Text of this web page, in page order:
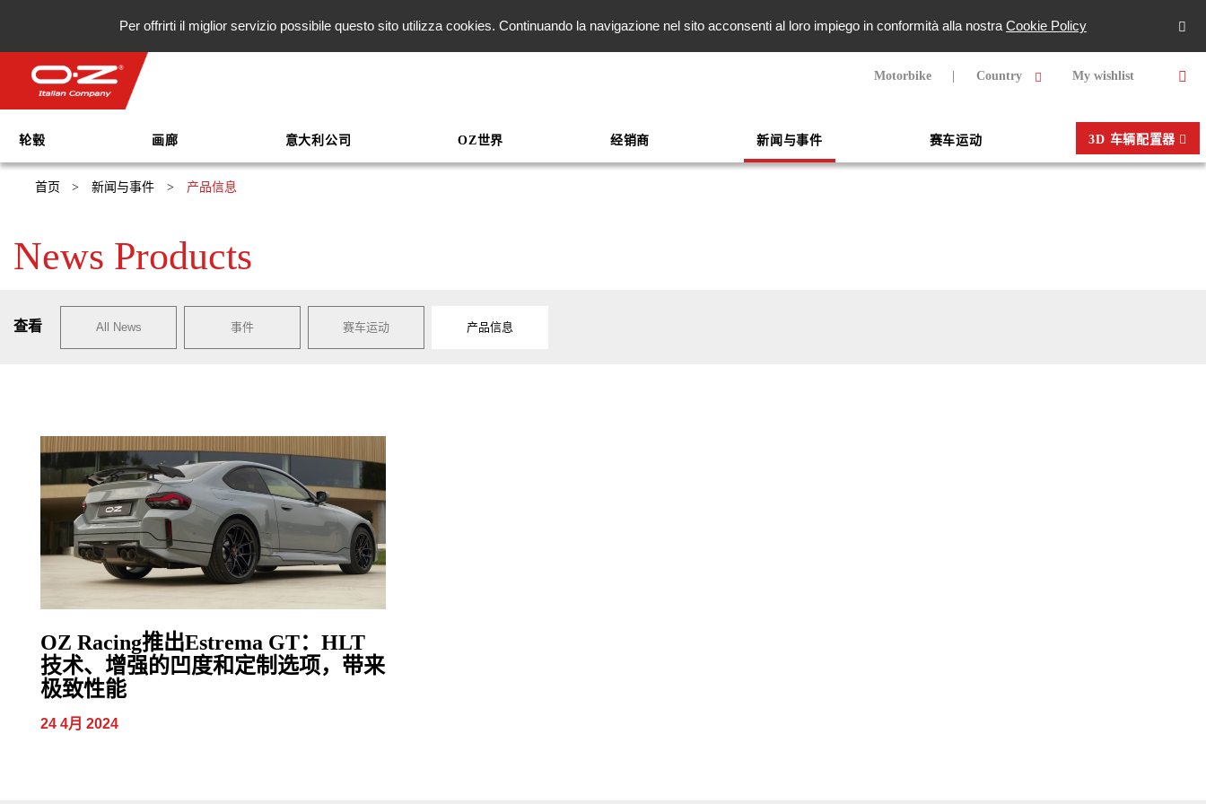
Per offrirti il miglior servizio possibile questo sito utilizza cookies. Continuando la navigazione nel sito acconsenti al loro impiego in conformità alla nostra Cookie Policy
Motorbike Country My wishlist
轮毂 画廊 意大利公司 OZ世界 经销商 新闻与事件 赛车运动 3D 车辆配置器
首页 > 新闻与事件 > 产品信息
News Products
查看 All News 事件 赛车运动 产品信息
OZ Racing推出Estrema GT：HLT
技术、增强的凹度和定制选项，带来
极致性能
24 4月 2024